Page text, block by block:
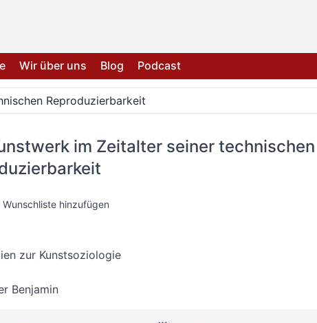
Wir über uns Blog Podcast
Reproduzierbarkeit
im Zeitalter seiner technischen
Wunschliste hinzufügen
zur Kunstsoziologie
Benjamin